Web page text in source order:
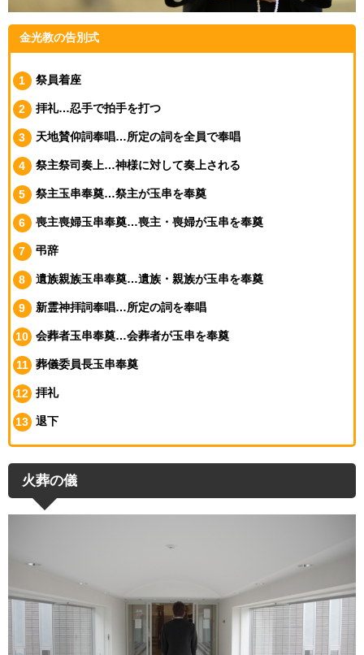
金光教の告別式
祭員着座
拝礼…忍手で拍手を打つ
天地賛仰詞奉唱…所定の詞を全員で奉唱
祭主祭司奏上…神様に対して奏上される
祭主玉串奉奠…祭主が玉串を奉奠
喪主喪婦玉串奉奠…喪主・喪婦が玉串を奉奠
弔辞
遺族親族玉串奉奠…遺族・親族が玉串を奉奠
新霊神拝詞奉唱…所定の詞を奉唱
会葬者玉串奉奠…会葬者が玉串を奉奠
葬儀委員長玉串奉奠
拝礼
退下
火葬の儀